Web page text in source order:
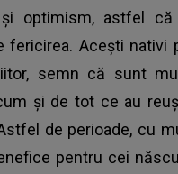
optimism, astfel
fericirea. Acești nativi
semn că sunt
și de tot ce au
de perioade, cu
pentru cei